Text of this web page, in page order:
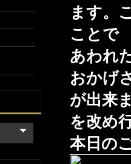
ます。
ことで
あわれ
おかげ
が出来
を改め
本日の